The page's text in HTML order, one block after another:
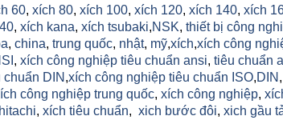
60, xích 80, xích 100, xích 120, xích 140, xích
, xích kana, xích tsubaki,NSK, thiết bị công
, china, trung quốc, nhật, mỹ,xích,xích công
, xích công nghiệp tiêu chuẩn ansi, tiêu chuẩn
DIN ,xích công nghiệp tiêu chuẩn ISO,DIN ,
công nghiệp trung quốc, xích công nghiệp,
, xích tiêu chuẩn, xich bước đôi, xich gầu